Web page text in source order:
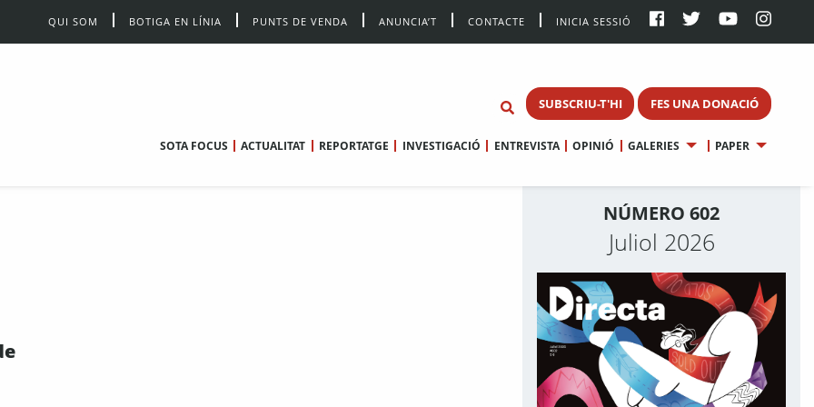
QUI SOM BOTIGA EN LÍNIA PUNTS DE VENDA ANUNCIA’T CONTACTE INICIA SESSIÓ
SUBSCRIU-T'HI FES UNA DONACIÓ
SOTA FOCUS ACTUALITAT REPORTATGE INVESTIGACIÓ ENTREVISTA OPINIÓ GALERIES PAPER
NÚMERO 602
Juliol 2026